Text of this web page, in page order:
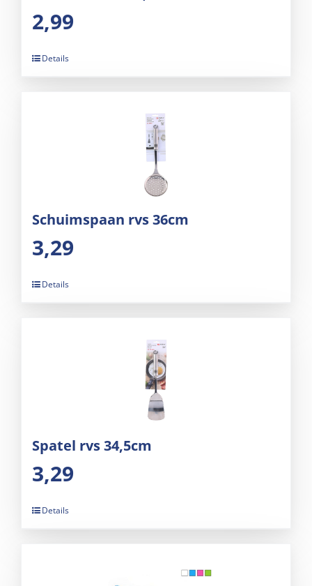
2,99
Details
Schuimspaan rvs 36cm
3,29
Details
Spatel rvs 34,5cm
3,29
Details